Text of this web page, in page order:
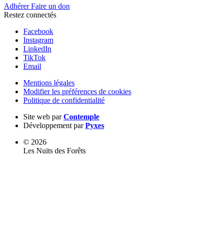
Adhérer Faire un don
Restez connectés
Facebook
Instagram
LinkedIn
TikTok
Email
Mentions légales
Modifier les préférences de cookies
Politique de confidentialité
Site web parContemple
Développement parPyxes
© 2026
Les Nuits des Forêts